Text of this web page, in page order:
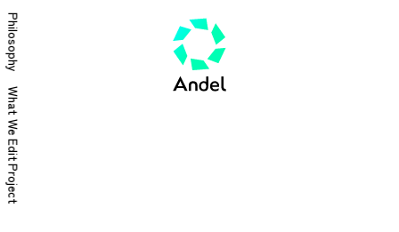
Philosophy
What We Edit
Project